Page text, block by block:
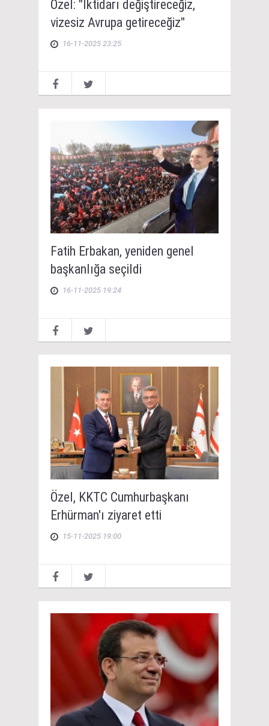
Özel: "İktidarı değiştireceğiz,
vizesiz Avrupa getireceğiz"
16-11-2025 23:25
Fatih Erbakan, yeniden genel
başkanlığa seçildi
16-11-2025 19:24
Özel, KKTC Cumhurbaşkanı
Erhürman'ı ziyaret etti
15-11-2025 19:00